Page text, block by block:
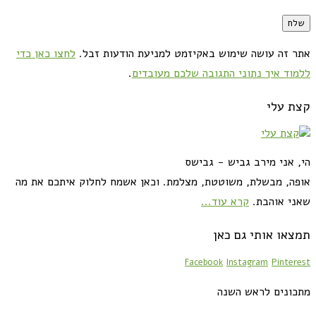
אתר זה עושה שימוש באקיזמט למניעת הודעות זבל. לחצו כאן כדי
ללמוד איך נתוני התגובה שלכם מעובדים.
קצת עלי
הי, אני מירב גביש - גבישס
אופה, מבשלת, משוטטת, מצלמת. וכאן אשמח לחלוק איתכם את מה
שאני אוהבת. קרא עוד...
תמצאו אותי גם כאן
Facebook Instagram Pinterest
מתכונים לראש השנה